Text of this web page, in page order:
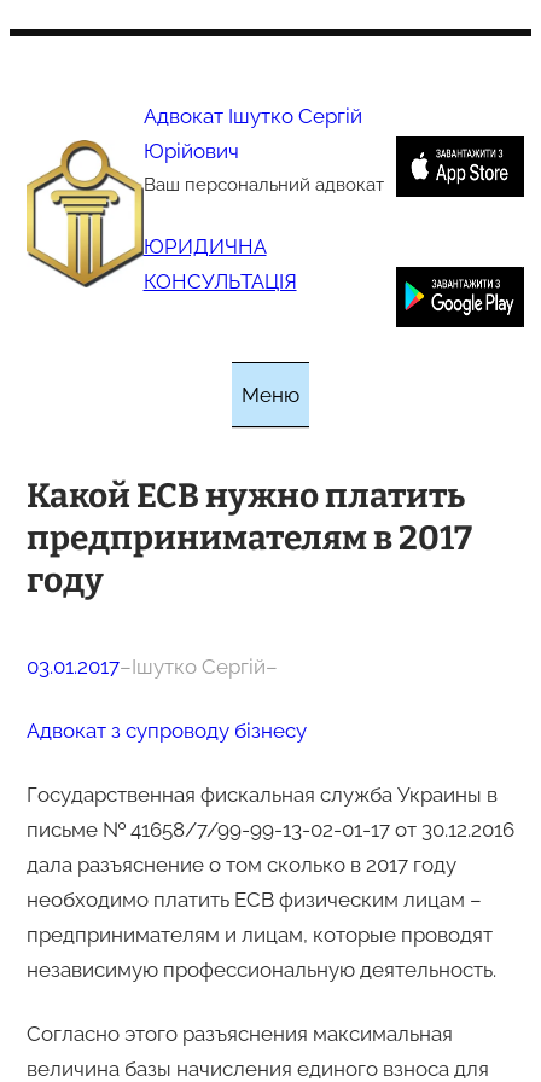
Адвокат Ішутко Сергій
Юрійович
Ваш персональний адвокат
ЮРИДИЧНА
КОНСУЛЬТАЦІЯ
Меню
Какой ЕСВ нужно платить
предпринимателям в 2017
году
03.01.2017–Ішутко Сергій–
Адвокат з супроводу бізнесу
Государственная фискальная служба Украины в
письме № 41658/7/99-99-13-02-01-17 от 30.12.2016
дала разъяснение о том сколько в 2017 году
необходимо платить ЕСВ физическим лицам –
предпринимателям и лицам, которые проводят
независимую профессиональную деятельность.
Согласно этого разъяснения максимальная
величина базы начисления единого взноса для